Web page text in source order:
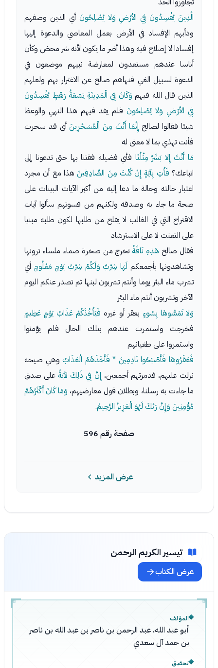
الَّذِينَ يُفْسِدُونَ فِي الأرْضِ وَلا يُصْلِحُونَ أي الذين وصفهم
ودأبهم الإفساد في الأرض بعمل المعاصي والدعوة إليها
إفسادا لا إصلاح فيه وهذا أضر ما يكون لأنه شر محض وكأن
أناسا عندهم مستعدون لمعارضة نبيهم موضعون في
الدعوة لسبيل الغي فنهاهم صالح عن الاغترار بهم ولعلهم
الذين قال الله فيهم وَكَانَ فِي الْمَدِينَةِ تِسْعَةُ رَهْطٍ يُفْسِدُونَ
فِي الأرْضِ وَلا يُصْلِحُونَ فلم يفد فيهم هذا النهي والوعظ
شيئا فقالوا لصالح إِنَّمَا أَنْتَ مِنَ الْمُسَحَّرِينَأي قد سحرت
فأنت تهذي بما لا معنى له
مَا أَنْتَ إِلا بَشَرٌ مِثْلُنَا فأي فضيلة فقتنا بها حتى تدعونا إلى
اتباعك؟ فَأْتِ بِآيَةٍ إِنْ كُنْتَ مِنَ الصَّادِقِينَهذا مع أن مجرد
اعتبار حالته وحالة ما دعا إليه من أكبر الآيات البينات على
صحة ما جاء به وصدقه ولكنهم من قسوتهم سألوا آيات
الاقتراح التي في الغالب لا يفلح من طلبها لكون طلبه مبنيا
على التعنت لا على الاسترشاد
فقال صالح هَذِهِ نَاقَةُ تخرج من صخرة صماء ملساء ترونها
وتشاهدونها بأجمعكم لَهَا شِرْبٌ وَلَكُمْ شِرْبُ يَوْمٍ مَعْلُومٍ أي
تشرب ماء البئر يوما وأنتم تشربون لبنها ثم تصدر عنكم اليوم
الآخر وتشربون أنتم ماء البئر
وَلا تَمَسُّوهَا بِسُوءٍ بعقر أو غيره فَيَأْخُذَكُمْ عَذَابُ يَوْمٍ عَظِيمٍ
فخرجت واستمرت عندهم بتلك الحال فلم يؤمنوا
واستمروا على طغيانهم
فَعَقَرُوهَا فَأَصْبَحُوا نَادِمِينَ * فَأَخَذَهُمُ الْعَذَابُوهي صيحة
نزلت عليهم، فدمرتهم أجمعين، إِنَّ فِي ذَلِكَ لآيَةً على صدق
ما جاءت به رسلنا، وبطلان قول معارضيهم، وَمَا كَانَ أَكْثَرُهُمْ
مُؤْمِنِينَ وَإِنَّ رَبَّكَ لَهُوَ الْعَزِيزُ الرَّحِيمُ.
صفحة رقم 596
عرض المزيد
تيسير الكريم الرحمن
عرض الكتاب
المؤلف
أبو عبد الله، عبد الرحمن بن ناصر بن عبد الله بن ناصر
بن حمد آل سعدي
تحقيق